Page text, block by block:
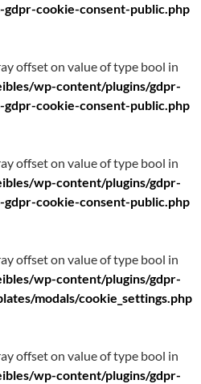
cookie-consent-public.php
offset on value of type bool in
wp-content/plugins/gdpr-
cookie-consent-public.php
offset on value of type bool in
wp-content/plugins/gdpr-
cookie-consent-public.php
offset on value of type bool in
wp-content/plugins/gdpr-
modals/cookie_settings.php
offset on value of type bool in
wp-content/plugins/gdpr-